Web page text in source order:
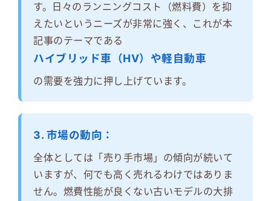
す。日々のランニングコスト（燃料費）を抑
えたいというニーズが非常に強く、これが本
記事のテーマである
ハイブリッド車（HV）や軽自動車
の需要を強力に押し上げています。
3. 市場の動向：
全体としては「売り手市場」の傾向が続いて
いますが、何でも高く売れるわけではありま
せん。燃費性能が良くない古いモデルの大排